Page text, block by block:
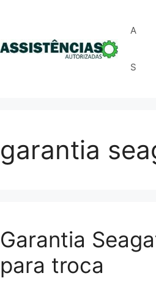
A
S
garantia
Garantia
para troca